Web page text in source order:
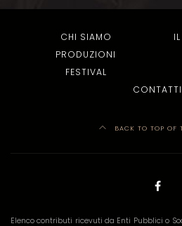
CHI SIAMO
PRODUZIONI
FESTIVAL
CONTATTI
BACK TO TOP OF
Elenco contributi ricevuti da Enti Pubblici o